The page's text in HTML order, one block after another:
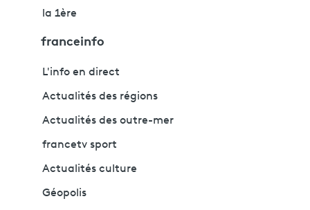
la 1ère
franceinfo
L'info en direct
Actualités des régions
Actualités des outre-mer
francetv sport
Actualités culture
Géopolis